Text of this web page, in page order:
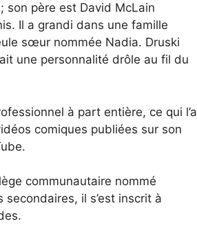
son père est David McLain
Il a grandi dans une famille
sœur nommée Nadia. Druski
une personnalité drôle au fil du
à part entière, ce qui l’a
comiques publiées sur son
communautaire nommé
secondaires, il s’est inscrit à